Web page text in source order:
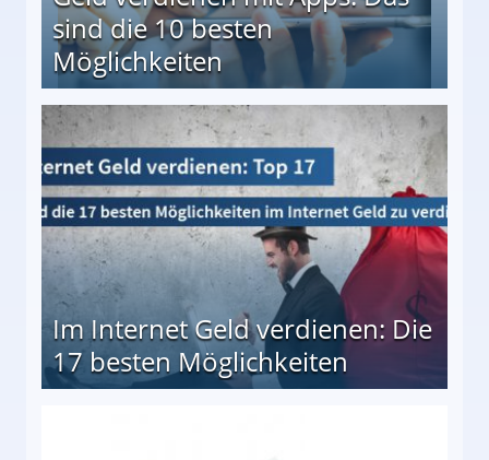
sind die 10 besten
Möglichkeiten
besten Möglichkeiten
Im Internet Geld verdienen: Die
17 besten Möglichkeiten